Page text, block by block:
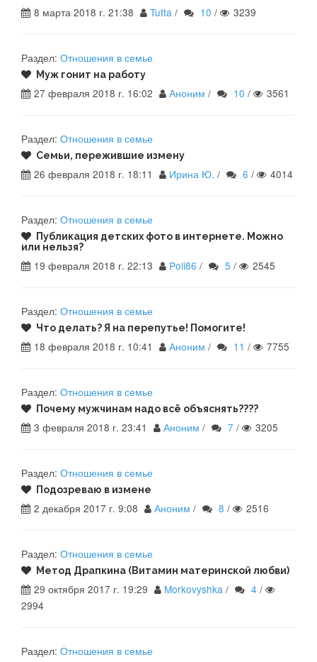
8 марта 2018 г. 21:38 Tutta / 10 / 3239
Раздел: Отношения в семье
Муж гонит на работу
27 февраля 2018 г. 16:02 Аноним / 10 / 3561
Раздел: Отношения в семье
Семьи, пережившие измену
26 февраля 2018 г. 18:11 Ирина Ю. / 6 / 4014
Раздел: Отношения в семье
Публикация детских фото в интернете. Можно
или нельзя?
19 февраля 2018 г. 22:13 Poli86 / 5 / 2545
Раздел: Отношения в семье
Что делать? Я на перепутье! Помогите!
18 февраля 2018 г. 10:41 Аноним / 11 / 7755
Раздел: Отношения в семье
Почему мужчинам надо всё объяснять????
3 февраля 2018 г. 23:41 Аноним / 7 / 3205
Раздел: Отношения в семье
Подозреваю в измене
2 декабря 2017 г. 9:08 Аноним / 8 / 2516
Раздел: Отношения в семье
Метод Драпкина (Витамин материнской любви)
29 октября 2017 г. 19:29 Morkovyshka / 4 /
2994
Раздел: Отношения в семье